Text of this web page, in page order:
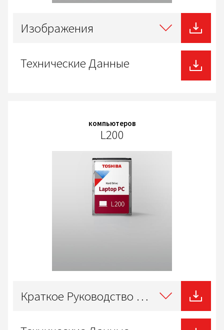
typeИзображения
Технические Данные
компьютеров
L200
type Краткое Руководство Пользователя